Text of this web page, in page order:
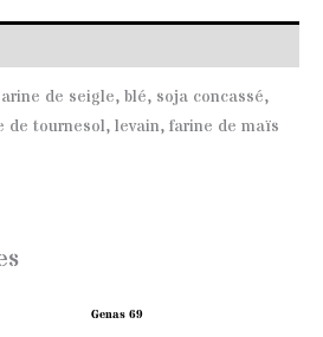
de seigle, blé, soja concassé,
de tournesol, levain, farine de maïs
Genas 69